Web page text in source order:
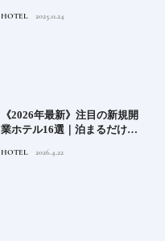
ィホテルまでご紹介【後編】
HOTEL 2025.11.24
《2026年最新》注目の新規開
業ホテル16選｜泊まるだけで
ル
HOTEL 2026.4.22